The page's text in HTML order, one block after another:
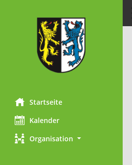
Startseite
Kalender
Organisation